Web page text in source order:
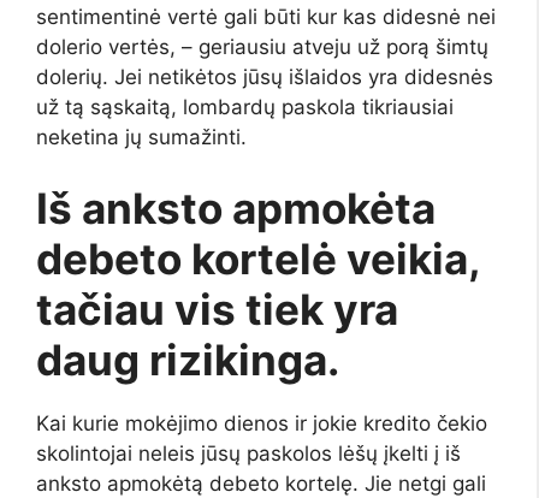
sentimentinė vertė gali būti kur kas didesnė nei
dolerio vertės, – geriausiu atveju už porą šimtų
dolerių. Jei netikėtos jūsų išlaidos yra didesnės
už tą sąskaitą, lombardų paskola tikriausiai
neketina jų sumažinti.
Iš anksto apmokėta
debeto kortelė veikia,
tačiau vis tiek yra
daug rizikinga.
Kai kurie mokėjimo dienos ir jokie kredito čekio
skolintojai neleis jūsų paskolos lėšų įkelti į iš
anksto apmokėtą debeto kortelę. Jie netgi gali